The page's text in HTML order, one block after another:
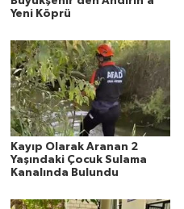
Yeni Köprü
Kayıp Olarak Aranan 2
Yaşındaki Çocuk Sulama
Kanalında Bulundu